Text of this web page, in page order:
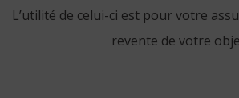
L’utilité de celui-ci est pour votre
revente de votre